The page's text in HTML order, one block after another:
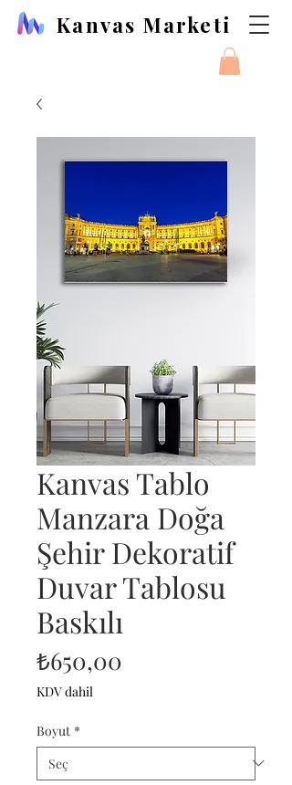
Kanvas Marketi
Kanvas Tablo
Manzara Doğa
Şehir Dekoratif
Duvar Tablosu
Baskılı
₺650,00
KDV dahil
Boyut *